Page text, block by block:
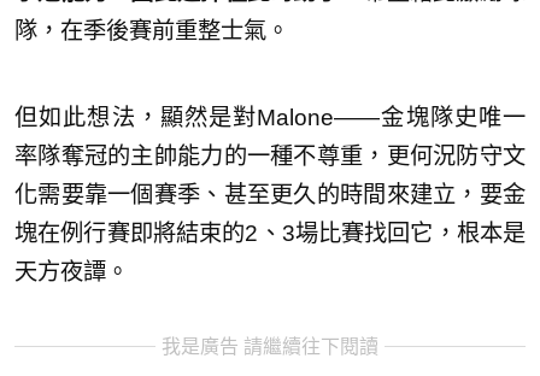
隊，在季後賽前重整士氣。
但如此想法，顯然是對Malone——金塊隊史唯一
率隊奪冠的主帥能力的一種不尊重，更何況防守文
化需要靠一個賽季、甚至更久的時間來建立，要金
塊在例行賽即將結束的2、3場比賽找回它，根本是
天方夜譚。
我是廣告 請繼續往下閱讀